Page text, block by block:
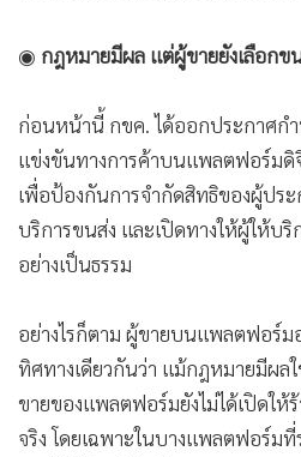
• Gotomanager
◉ กฎหมายมีผล แต่ผู้ขายยังเลือกข
ก่อนหน้านี้ กขค. ได้ออกประกาศก
แข่งขันทางการค้าบนแพลตฟอร์มดิ
เพื่อป้องกันการจำกัดสิทธิของผู้ปร
บริการขนส่ง และเปิดทางให้ผู้ให้บ
อย่างเป็นธรรม
อย่างไรก็ตาม ผู้ขายบนแพลตฟอร์ม
ทิศทางเดียวกันว่า แม้กฎหมายมีผล
ขายของแพลตฟอร์มยังไม่ได้เปิดให้
จริง โดยเฉพาะในบางแพลตฟอร์